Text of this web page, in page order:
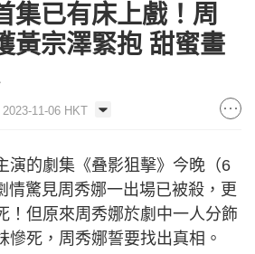
集已有床上戲！周
黃宗澤緊抱 甜蜜畫
11-06 HKT
演的劇集《叠影狙擊》今晚（6
情驚見周秀娜一出場已被殺，更
！但原來周秀娜於劇中一人分飾
慘死，周秀娜誓要找出真相。